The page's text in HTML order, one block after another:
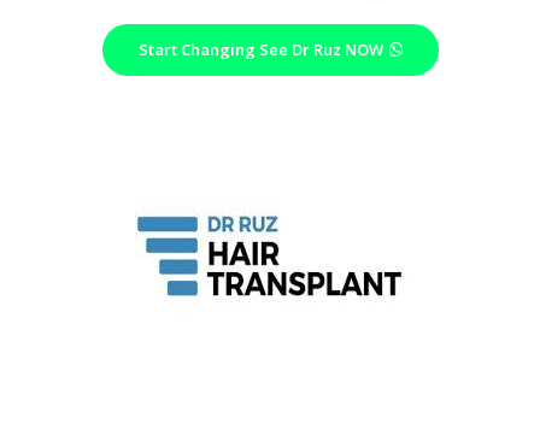
Start Changing See Dr Ruz NOW